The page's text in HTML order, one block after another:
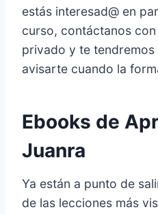
estás interesad@ en
curso, contáctanos
privado y te tendremos
avisarte cuando la
Ebooks de
Juanra
Ya están a punto de
de las lecciones más